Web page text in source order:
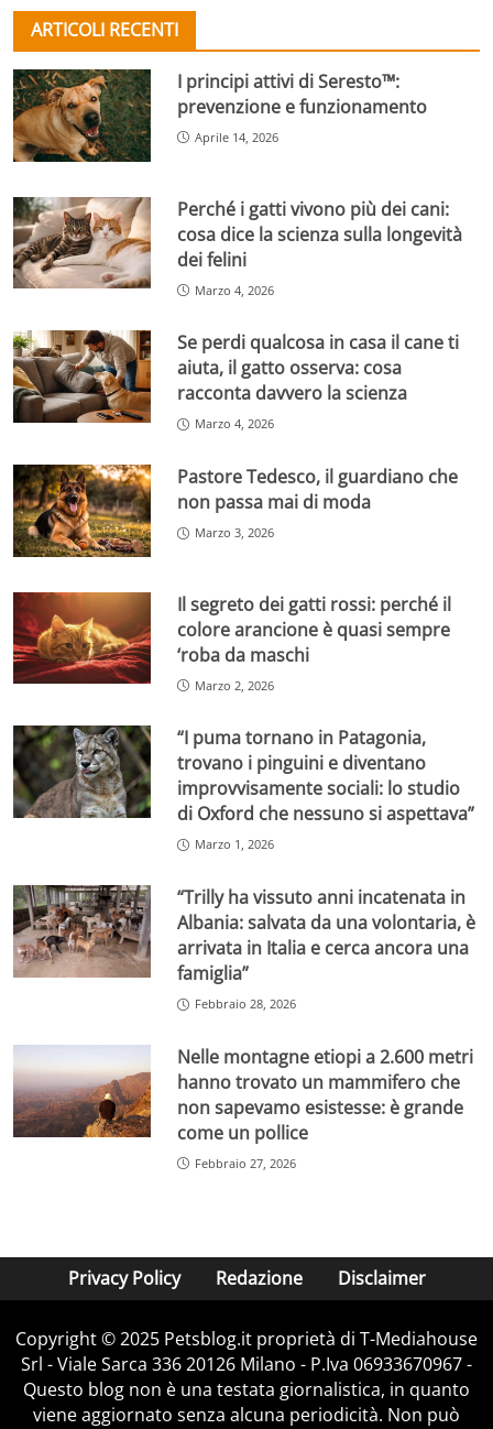
ARTICOLI RECENTI
I principi attivi di Seresto™:
prevenzione e funzionamento
Aprile 14, 2026
Perché i gatti vivono più dei cani:
cosa dice la scienza sulla longevità
dei felini
Marzo 4, 2026
Se perdi qualcosa in casa il cane ti
aiuta, il gatto osserva: cosa
racconta davvero la scienza
Marzo 4, 2026
Pastore Tedesco, il guardiano che
non passa mai di moda
Marzo 3, 2026
Il segreto dei gatti rossi: perché il
colore arancione è quasi sempre
‘roba da maschi
Marzo 2, 2026
“I puma tornano in Patagonia,
trovano i pinguini e diventano
improvvisamente sociali: lo studio
di Oxford che nessuno si aspettava”
Marzo 1, 2026
“Trilly ha vissuto anni incatenata in
Albania: salvata da una volontaria, è
arrivata in Italia e cerca ancora una
famiglia”
Febbraio 28, 2026
Nelle montagne etiopi a 2.600 metri
hanno trovato un mammifero che
non sapevamo esistesse: è grande
come un pollice
Febbraio 27, 2026
Privacy Policy Redazione Disclaimer
Copyright © 2025 Petsblog.it proprietà di T-Mediahouse
Srl - Viale Sarca 336 20126 Milano - P.Iva 06933670967 -
Questo blog non è una testata giornalistica, in quanto
viene aggiornato senza alcuna periodicità. Non può